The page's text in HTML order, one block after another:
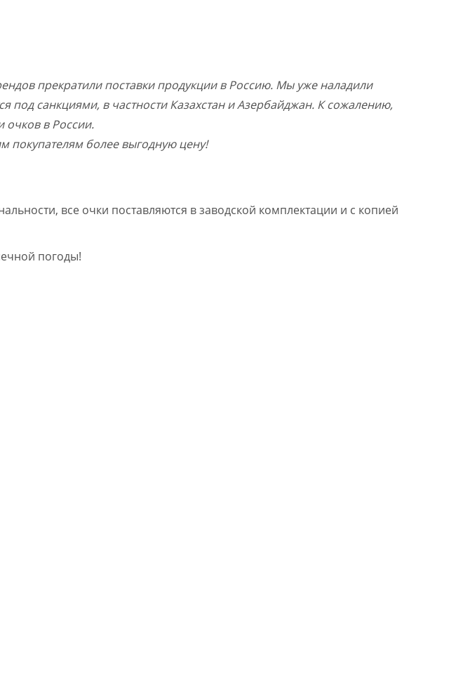
прекратили поставки продукции в Россию. Мы уже наладили
под санкциями, в частности Казахстан и Азербайджан. К сожалению,
очков в России.
покупателям более выгодную цену!
все очки поставляются в заводской комплектации и с копией
погоды!